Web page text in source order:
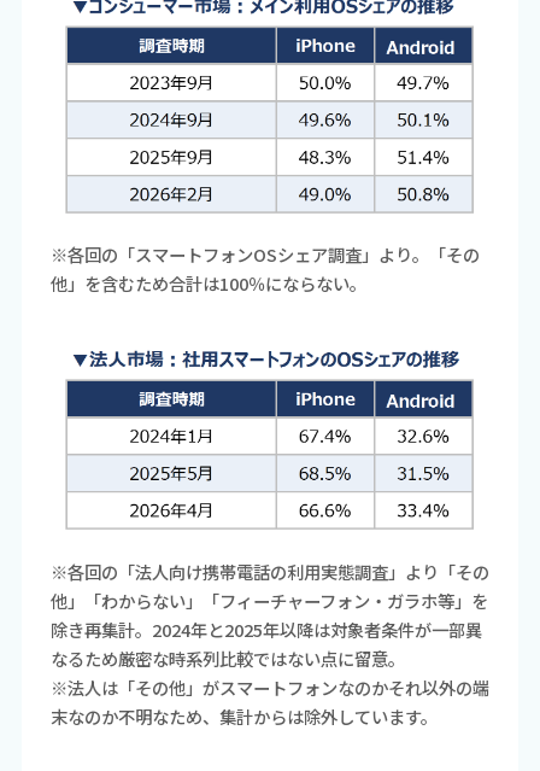
※各回の「スマートフォンOSシェア調査」より。「その
他」を含むため合計は100％にならない。
※各回の「法人向け携帯電話の利用実態調査」より「その
他」「わからない」「フィーチャーフォン・ガラホ等」を
除き再集計。2024年と2025年以降は対象者条件が一部異
なるため厳密な時系列比較ではない点に留意。
※法人は「その他」がスマートフォンなのかそれ以外の端
末なのか不明なため、集計からは除外しています。